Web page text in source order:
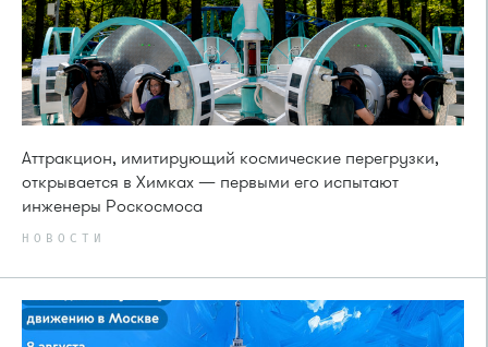
Аттракцион, имитирующий космические перегрузки,
открывается в Химках — первыми его испытают
инженеры Роскосмоса
НОВОСТИ